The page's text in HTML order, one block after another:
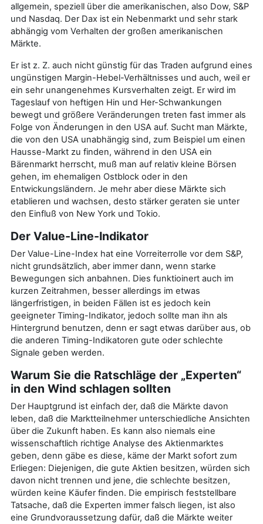
allgemein, speziell über die amerikanischen, also Dow, S&P
und Nasdaq. Der Dax ist ein Nebenmarkt und sehr stark
abhängig vom Verhalten der großen amerikanischen
Märkte.
Er ist z. Z. auch nicht günstig für das Traden aufgrund eines
ungünstigen Margin-Hebel-Verhältnisses und auch, weil er
ein sehr unangenehmes Kursverhalten zeigt. Er wird im
Tageslauf von heftigen Hin und Her-Schwankungen
bewegt und größere Veränderungen treten fast immer als
Folge von Änderungen in den USA auf. Sucht man Märkte,
die von den USA unabhängig sind, zum Beispiel um einen
Hausse-Markt zu finden, während in den USA ein
Bärenmarkt herrscht, muß man auf relativ kleine Börsen
gehen, im ehemaligen Ostblock oder in den
Entwickungsländern. Je mehr aber diese Märkte sich
etablieren und wachsen, desto stärker geraten sie unter
den Einfluß von New York und Tokio.
Der Value-Line-Indikator
Der Value-Line-Index hat eine Vorreiterrolle vor dem S&P,
nicht grundsätzlich, aber immer dann, wenn starke
Bewegungen sich anbahnen. Dies funktioinert auch im
kurzen Zeitrahmen, besser allerdings im etwas
längerfristigen, in beiden Fällen ist es jedoch kein
geeigneter Timing-Indikator, jedoch sollte man ihn als
Hintergrund benutzen, denn er sagt etwas darüber aus, ob
die anderen Timing-Indikatoren gute oder schlechte
Signale geben werden.
Warum Sie die Ratschläge der „Experten“
in den Wind schlagen sollten
Der Hauptgrund ist einfach der, daß die Märkte davon
leben, daß die Marktteilnehmer unterschiedliche Ansichten
über die Zukunft haben. Es kann also niemals eine
wissenschaftlich richtige Analyse des Aktienmarktes
geben, denn gäbe es diese, käme der Markt sofort zum
Erliegen: Diejenigen, die gute Aktien besitzen, würden sich
davon nicht trennen und jene, die schlechte besitzen,
würden keine Käufer finden. Die empirisch feststellbare
Tatsache, daß die Experten immer falsch liegen, ist also
eine Grundvoraussetzung dafür, daß die Märkte weiter